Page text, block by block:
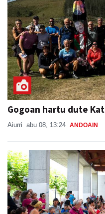
Gogoan hartu dute
Aiurri abu 08, 13:24 ANDOAIN